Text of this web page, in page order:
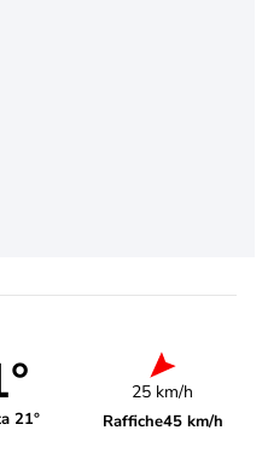
21°
25 km/h
Raffiche45 km/h